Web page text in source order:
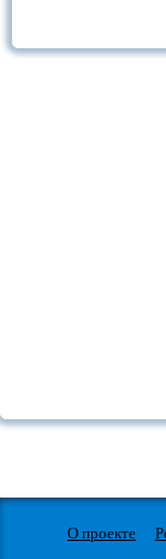
О проекте